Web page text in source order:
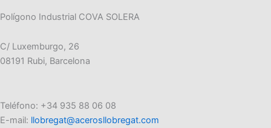
Polígono Industrial COVA SOLERA
C/ Luxemburgo, 26
08191 Rubi, Barcelona
Teléfono: +34 935 88 06 08
E-mail: llobregat@acerosllobregat.com